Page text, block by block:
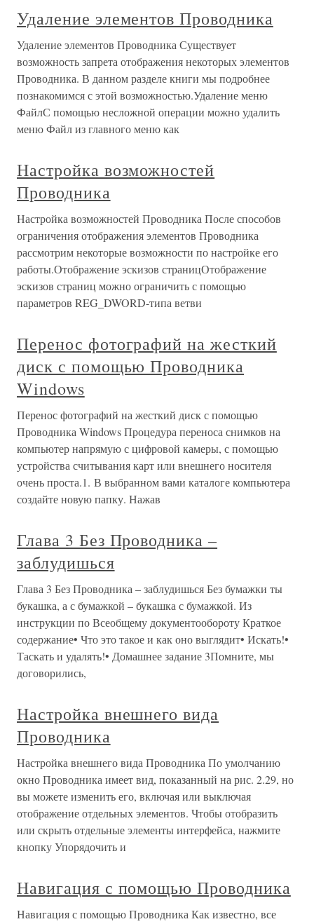
Удаление элементов Проводника
Удаление элементов Проводника Существует
возможность запрета отображения некоторых элементов
Проводника. В данном разделе книги мы подробнее
познакомимся с этой возможностью.Удаление меню
ФайлС помощью несложной операции можно удалить
меню Файл из главного меню как
Настройка возможностей
Проводника
Настройка возможностей Проводника После способов
ограничения отображения элементов Проводника
рассмотрим некоторые возможности по настройке его
работы.Отображение эскизов страницОтображение
эскизов страниц можно ограничить с помощью
параметров REG_DWORD-типа ветви
Перенос фотографий на жесткий
диск с помощью Проводника
Windows
Перенос фотографий на жесткий диск с помощью
Проводника Windows Процедура переноса снимков на
компьютер напрямую с цифровой камеры, с помощью
устройства считывания карт или внешнего носителя
очень проста.1. В выбранном вами каталоге компьютера
создайте новую папку. Нажав
Глава 3 Без Проводника –
заблудишься
Глава 3 Без Проводника – заблудишься Без бумажки ты
букашка, а с бумажкой – букашка с бумажкой. Из
инструкции по Всеобщему документообороту Краткое
содержание• Что это такое и как оно выглядит• Искать!•
Таскать и удалять!• Домашнее задание 3Помните, мы
договорились,
Настройка внешнего вида
Проводника
Настройка внешнего вида Проводника По умолчанию
окно Проводника имеет вид, показанный на рис. 2.29, но
вы можете изменить его, включая или выключая
отображение отдельных элементов. Чтобы отобразить
или скрыть отдельные элементы интерфейса, нажмите
кнопку Упорядочить и
Навигация с помощью Проводника
Навигация с помощью Проводника Как известно, все